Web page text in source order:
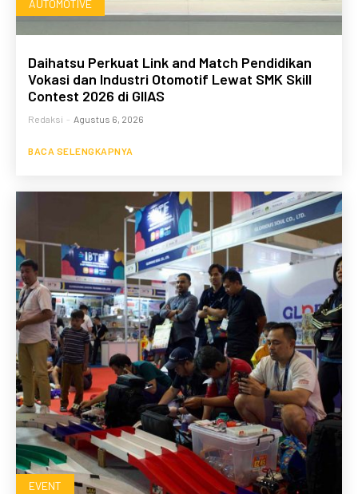
AUTOMOTIVE
Daihatsu Perkuat Link and Match Pendidikan
Vokasi dan Industri Otomotif Lewat SMK Skill
Contest 2026 di GIIAS
Redaksi - Agustus 6, 2026
BACA SELENGKAPNYA
EVENT